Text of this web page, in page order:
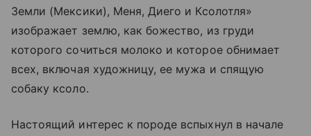
Земли (Мексики), Меня, Диего и Ксолотля»
изображает землю, как божество, из груди
которого сочиться молоко и которое обнимает
всех, включая художницу, ее мужа и спящую
собаку ксоло.
Настоящий интерес к породе вспыхнул в начале